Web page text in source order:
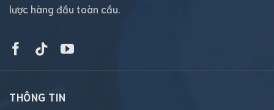
lược hàng đầu toàn cầu.
THÔNG TIN